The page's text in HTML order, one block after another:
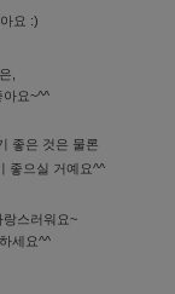
요 :)
,
아요~^^
좋은 것은 물론
좋으실 거예요^^
랑스러워요~
세요^^